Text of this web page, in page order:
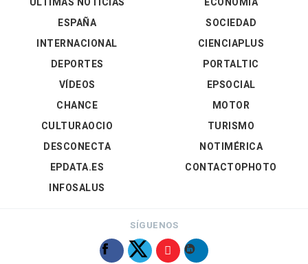
ESPAÑA
INTERNACIONAL
DEPORTES
VÍDEOS
SOCIEDAD
CIENCIAPLUS
PORTALTIC
EPSOCIAL
CHANCE
CULTURAOCIO
DESCONECTA
EPDATA.ES
INFOSALUS
MOTOR
TURISMO
NOTIMÉRICA
CONTACTOPHOTO
SÍGUENOS